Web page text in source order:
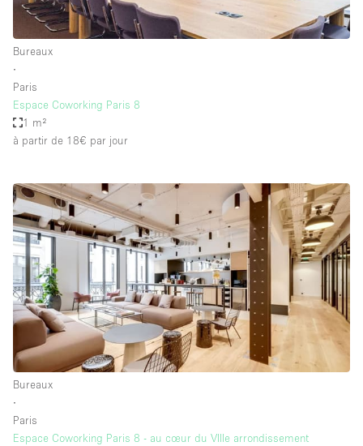
Bureaux
∙
Paris
Espace Coworking Paris 8
1 m²
à partir de 18€ par jour
Bureaux
∙
Paris
Espace Coworking Paris 8 - au cœur du VIIIe arrondissement